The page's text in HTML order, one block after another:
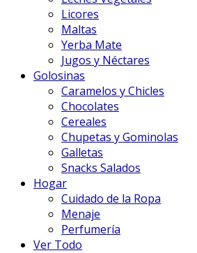
Licores
Maltas
Yerba Mate
Jugos y Néctares
Golosinas
Caramelos y Chicles
Chocolates
Cereales
Chupetas y Gominolas
Galletas
Snacks Salados
Hogar
Cuidado de la Ropa
Menaje
Perfumería
Ver Todo